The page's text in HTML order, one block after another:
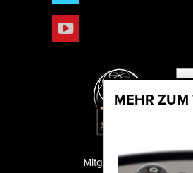
MEHR
PF
Mitglied der TIPA